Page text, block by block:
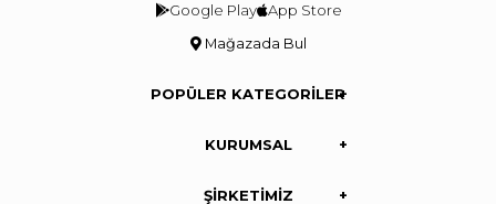
Google Play App Store
Mağazada Bul
POPÜLER KATEGORİLER
KURUMSAL
ŞİRKETİMİZ